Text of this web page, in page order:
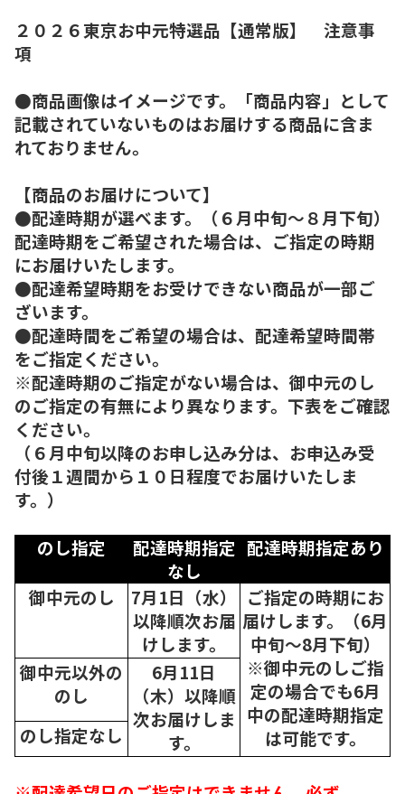
２０２６東京お中元特選品【通常版】 注意事
項
●商品画像はイメージです。「商品内容」として
記載されていないものはお届けする商品に含ま
れておりません。
【商品のお届けについて】
●配達時期が選べます。（６月中旬～８月下旬）
配達時期をご希望された場合は、ご指定の時期
にお届けいたします。
●配達希望時期をお受けできない商品が一部ご
ざいます。
●配達時間をご希望の場合は、配達希望時間帯
をご指定ください。
※配達時期のご指定がない場合は、御中元のし
のご指定の有無により異なります。下表をご確認
ください。
（６月中旬以降のお申し込み分は、お申込み受
付後１週間から１０日程度でお届けいたしま
す。）
のし指定
配達時期指定
なし
配達時期指定あり
御中元のし
7月1日（水）
以降順次お届
けします。
ご指定の時期にお
届けします。（6月
中旬～8月下旬）
※御中元のしご指
定の場合でも6月
中の配達時期指定
は可能です。
御中元以外の
のし
6月11日
（木）以降順
次お届けしま
す。
のし指定なし